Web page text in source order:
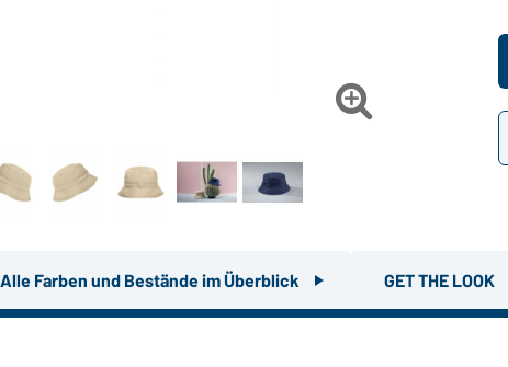

Alle Farben und Bestände im Überblick GET THE LOOK